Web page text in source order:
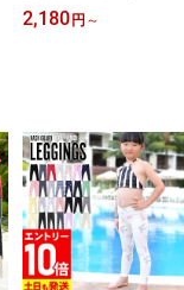
カー レディース UPF50+
S〜3L UVカット98％以
2
2,180 円 ～